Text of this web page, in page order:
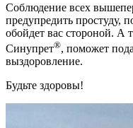
Соблюдение всех
предупредить простуду,
обойдет вас стороной. А
Синупрет®, поможет
выздоровление.
Будьте здоровы!